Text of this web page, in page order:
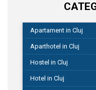
Apartament in Cluj
Aparthotel in Cluj
Hostel in Cluj
Hotel in Cluj